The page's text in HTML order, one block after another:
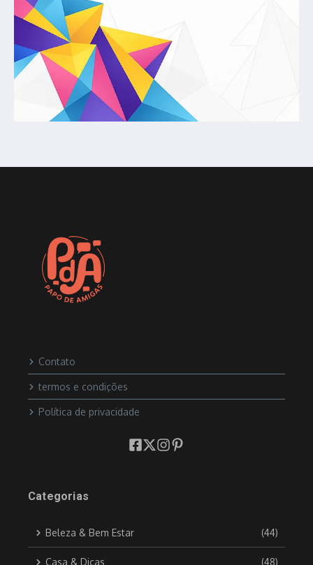
Contato
termos e condições
Política de privacidade
Categorias
Beleza & Bem Estar (44)
Casa & Dicas (48)